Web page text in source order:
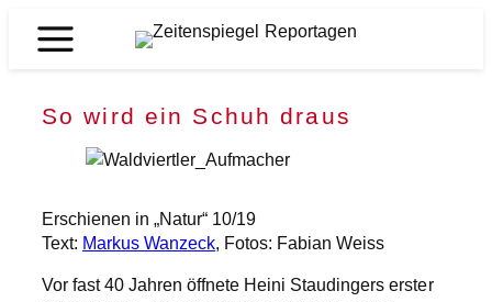
Inhalt
Zeitenspiegel
So wird ein Schuh draus
Erschienen in „Natur“ 10/19
Text: Markus Wanzeck, Fotos: Fabian Weiss
Vor fast 40 Jahren öffnete Heini Staudingers erster